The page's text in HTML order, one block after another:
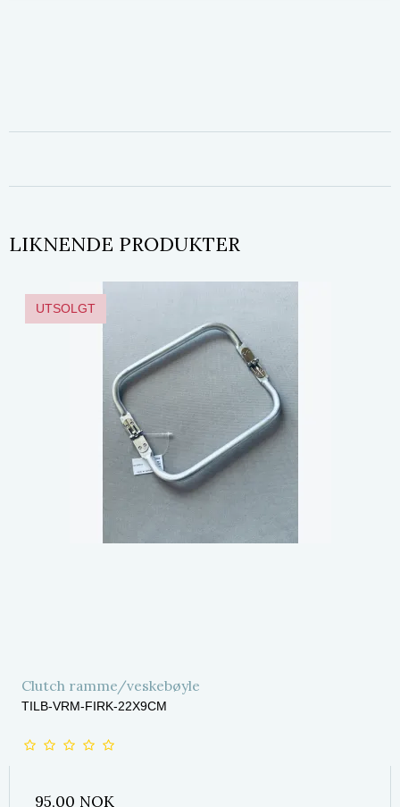
LIKNENDE PRODUKTER
UTSOLGT
Clutch ramme/veskebøyle
TILB-VRM-FIRK-22X9CM
95,00 NOK